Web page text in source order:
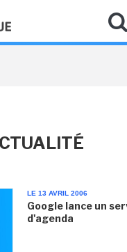
LE 13 AVRIL 2006
Google lance un
d'agenda